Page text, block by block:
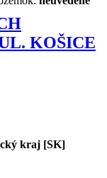
KOŠICE
kraj [SK]